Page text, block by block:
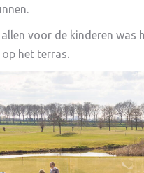
voor de kinderen was
het terras.